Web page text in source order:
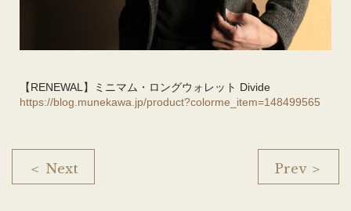
【RENEWAL】ミニマム・ロングウォレット Divide
https://blog.munekawa.jp/product?colorme_item=148499565
＜ Next Prev ＞